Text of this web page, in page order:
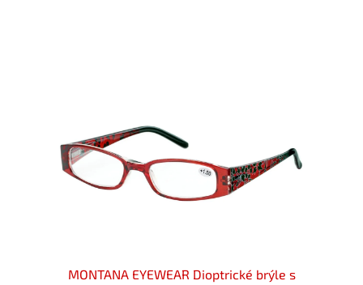
MONTANA EYEWEAR Dioptrické brýle s